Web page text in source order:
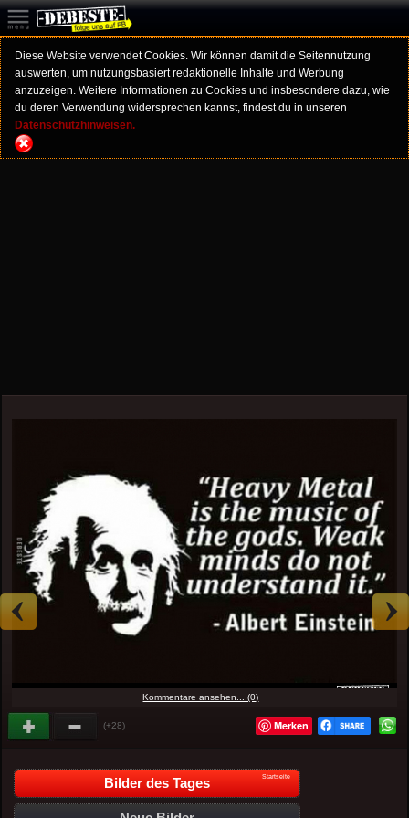
Diese Website verwendet Cookies. Wir können damit die Seitennutzung
auswerten, um nutzungsbasiert redaktionelle Inhalte und Werbung
anzuzeigen. Weitere Informationen zu Cookies und insbesondere dazu, wie
du deren Verwendung widersprechen kannst, findest du in unseren
Datenschutzhinweisen.
Kommentare ansehen... (0)
(+28) Merken
Bilder des Tages Startseite